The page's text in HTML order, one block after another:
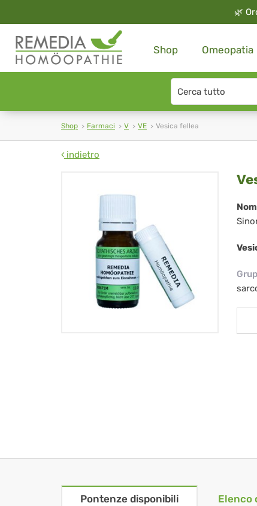
🌿
Shop Omeopatia
Search
type
Shop Farmaci V VE Vesica fellea
indietro
Pontenze disponibili Elenco